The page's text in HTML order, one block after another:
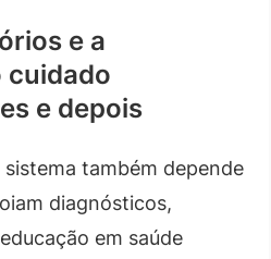
e a
cuidado
e depois
também depende
diagnósticos,
em saúde